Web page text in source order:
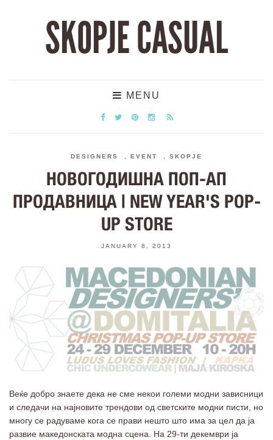
SKOPJE CASUAL
MENU
DESIGNERS EVENT SKOPJE
НОВОГОДИШНА ПОП-АП
ПРОДАВНИЦА | NEW YEAR'S POP-
UP STORE
JANUARY 8, 2013
Веќе добро знаете дека не сме некои големи модни зависници
и следачи на најновите трендови од светските модни писти, но
многу се радуваме кога се прави нешто што има за цел да ја
развие македонската модна сцена. На 29-ти декември ја